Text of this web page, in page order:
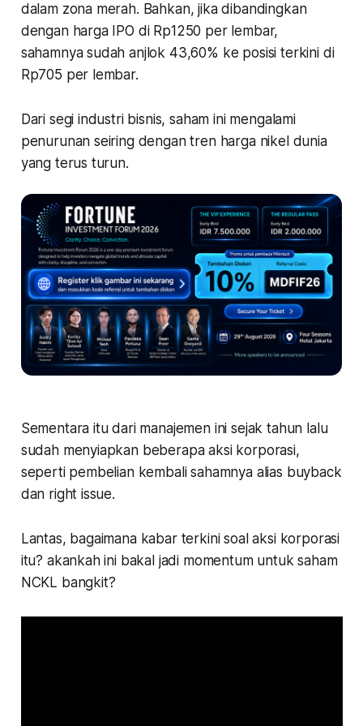
dalam zona merah. Bahkan, jika dibandingkan
dengan harga IPO di Rp1250 per lembar,
sahamnya sudah anjlok 43,60% ke posisi terkini di
Rp705 per lembar.
Dari segi industri bisnis, saham ini mengalami
penurunan seiring dengan tren harga nikel dunia
yang terus turun.
Sementara itu dari manajemen ini sejak tahun lalu
sudah menyiapkan beberapa aksi korporasi,
seperti pembelian kembali sahamnya alias buyback
dan right issue.
Lantas, bagaimana kabar terkini soal aksi korporasi
itu? akankah ini bakal jadi momentum untuk saham
NCKL bangkit?